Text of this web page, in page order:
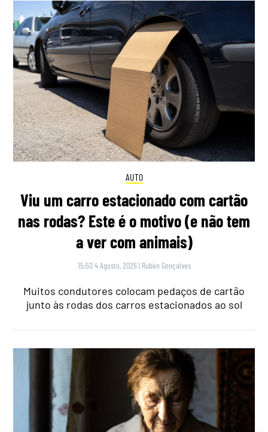
AUTO
Viu um carro estacionado com cartão
nas rodas? Este é o motivo (e não tem
a ver com animais)
15:50 4 Agosto, 2026 | Rubén Gonçalves
Muitos condutores colocam pedaços de cartão
junto às rodas dos carros estacionados ao sol